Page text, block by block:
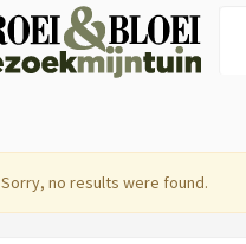
Sorry, no results were found.